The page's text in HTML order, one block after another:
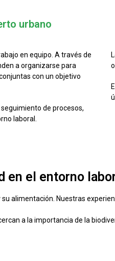
urbano
en equipo. A través de
a organizarse para
con un objetivo
de procesos,
laboral.
en el entorno
alimentación. Nuestras
a la importancia de la